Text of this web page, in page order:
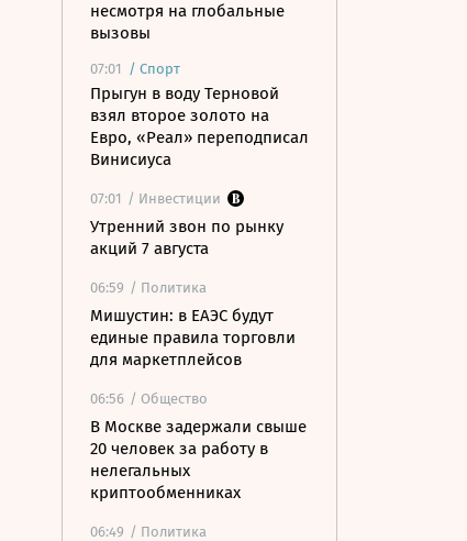
несмотря на глобальные
вызовы
07:01 / Спорт
Прыгун в воду Терновой
взял второе золото на
Евро, «Реал» переподписал
Винисиуса
07:01 / Инвестиции
Утренний звон по рынку
акций 7 августа
06:59 / Политика
Мишустин: в ЕАЭС будут
единые правила торговли
для маркетплейсов
06:56 / Общество
В Москве задержали свыше
20 человек за работу в
нелегальных
криптообменниках
06:49 / Политика